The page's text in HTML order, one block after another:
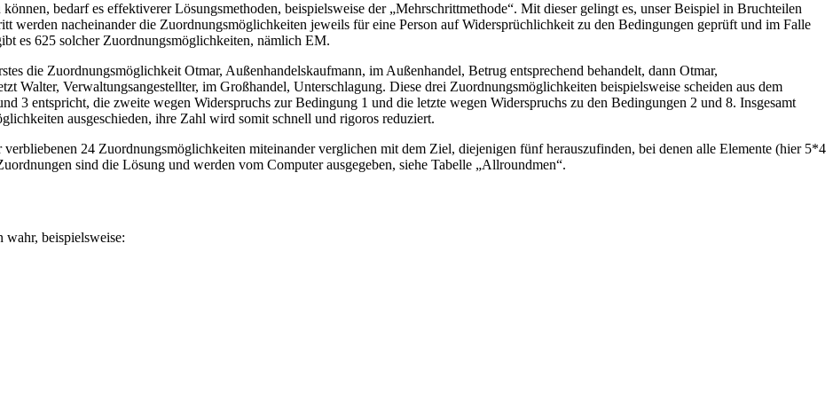
bedarf es effektiverer Lösungsmethoden, beispielsweise der „Mehrschrittmethode“. Mit dieser gelingt es, unser Beispiel in Bruchteilen
werden nacheinander die Zuordnungsmöglichkeiten jeweils für eine Person auf Widersprüchlichkeit zu den Bedingungen geprüft und im Falle
es 625 solcher Zuordnungsmöglichkeiten, nämlich EM.
die Zuordnungsmöglichkeit Otmar, Außenhandelskaufmann, im Außenhandel, Betrug entsprechend behandelt, dann Otmar,
Walter, Verwaltungsangestellter, im Großhandel, Unterschlagung. Diese drei Zuordnungsmöglichkeiten beispielsweise scheiden aus dem
3 entspricht, die zweite wegen Widerspruchs zur Bedingung 1 und die letzte wegen Widerspruchs zu den Bedingungen 2 und 8. Insgesamt
ausgeschieden, ihre Zahl wird somit schnell und rigoros reduziert.
24 Zuordnungsmöglichkeiten miteinander verglichen mit dem Ziel, diejenigen fünf herauszufinden, bei denen alle Elemente (hier 5*4
sind die Lösung und werden vom Computer ausgegeben, siehe Tabelle „Allroundmen“.
beispielsweise: